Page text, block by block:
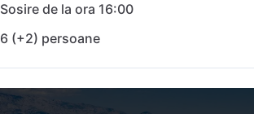
Sosire de la ora 16:00
6 (+2) persoane